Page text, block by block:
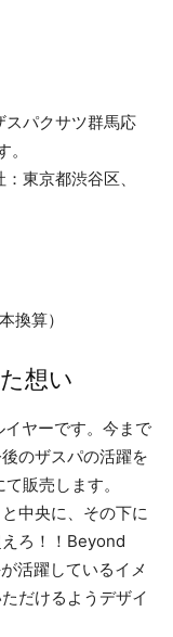
パクサツ群馬応
東京都渋谷区、
換算）
想い
ヤーです。今まで
のザスパの活躍を
販売します。
中央に、その下に
ろ！！Beyond
活躍しているイメ
だけるようデザイ